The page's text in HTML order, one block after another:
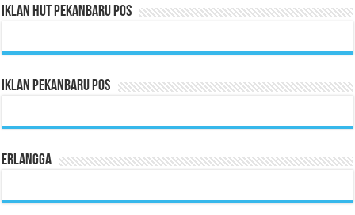
Iklan HUT Pekanbaru Pos
Iklan Pekanbaru Pos
Erlangga